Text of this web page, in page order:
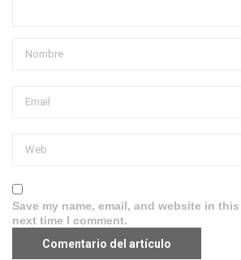
Save my name, email, and website in
next time I comment.